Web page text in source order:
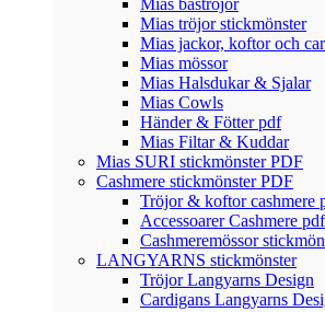
Mias baströjor
Mias tröjor stickmönster
Mias jackor, koftor och
Mias mössor
Mias Halsdukar & Sjalar
Mias Cowls
Händer & Fötter pdf
Mias Filtar & Kuddar
Mias SURI stickmönster PDF
Cashmere stickmönster PDF
Tröjor & koftor cashmere
Accessoarer Cashmere pdf
Cashmeremössor
LANGYARNS stickmönster
Tröjor Langyarns Design
Cardigans Langyarns